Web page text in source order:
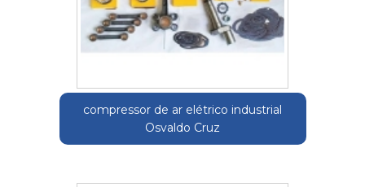
compressor de ar elétrico industrial
Osvaldo Cruz